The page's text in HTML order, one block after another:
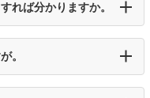
れば分かりますか。
。